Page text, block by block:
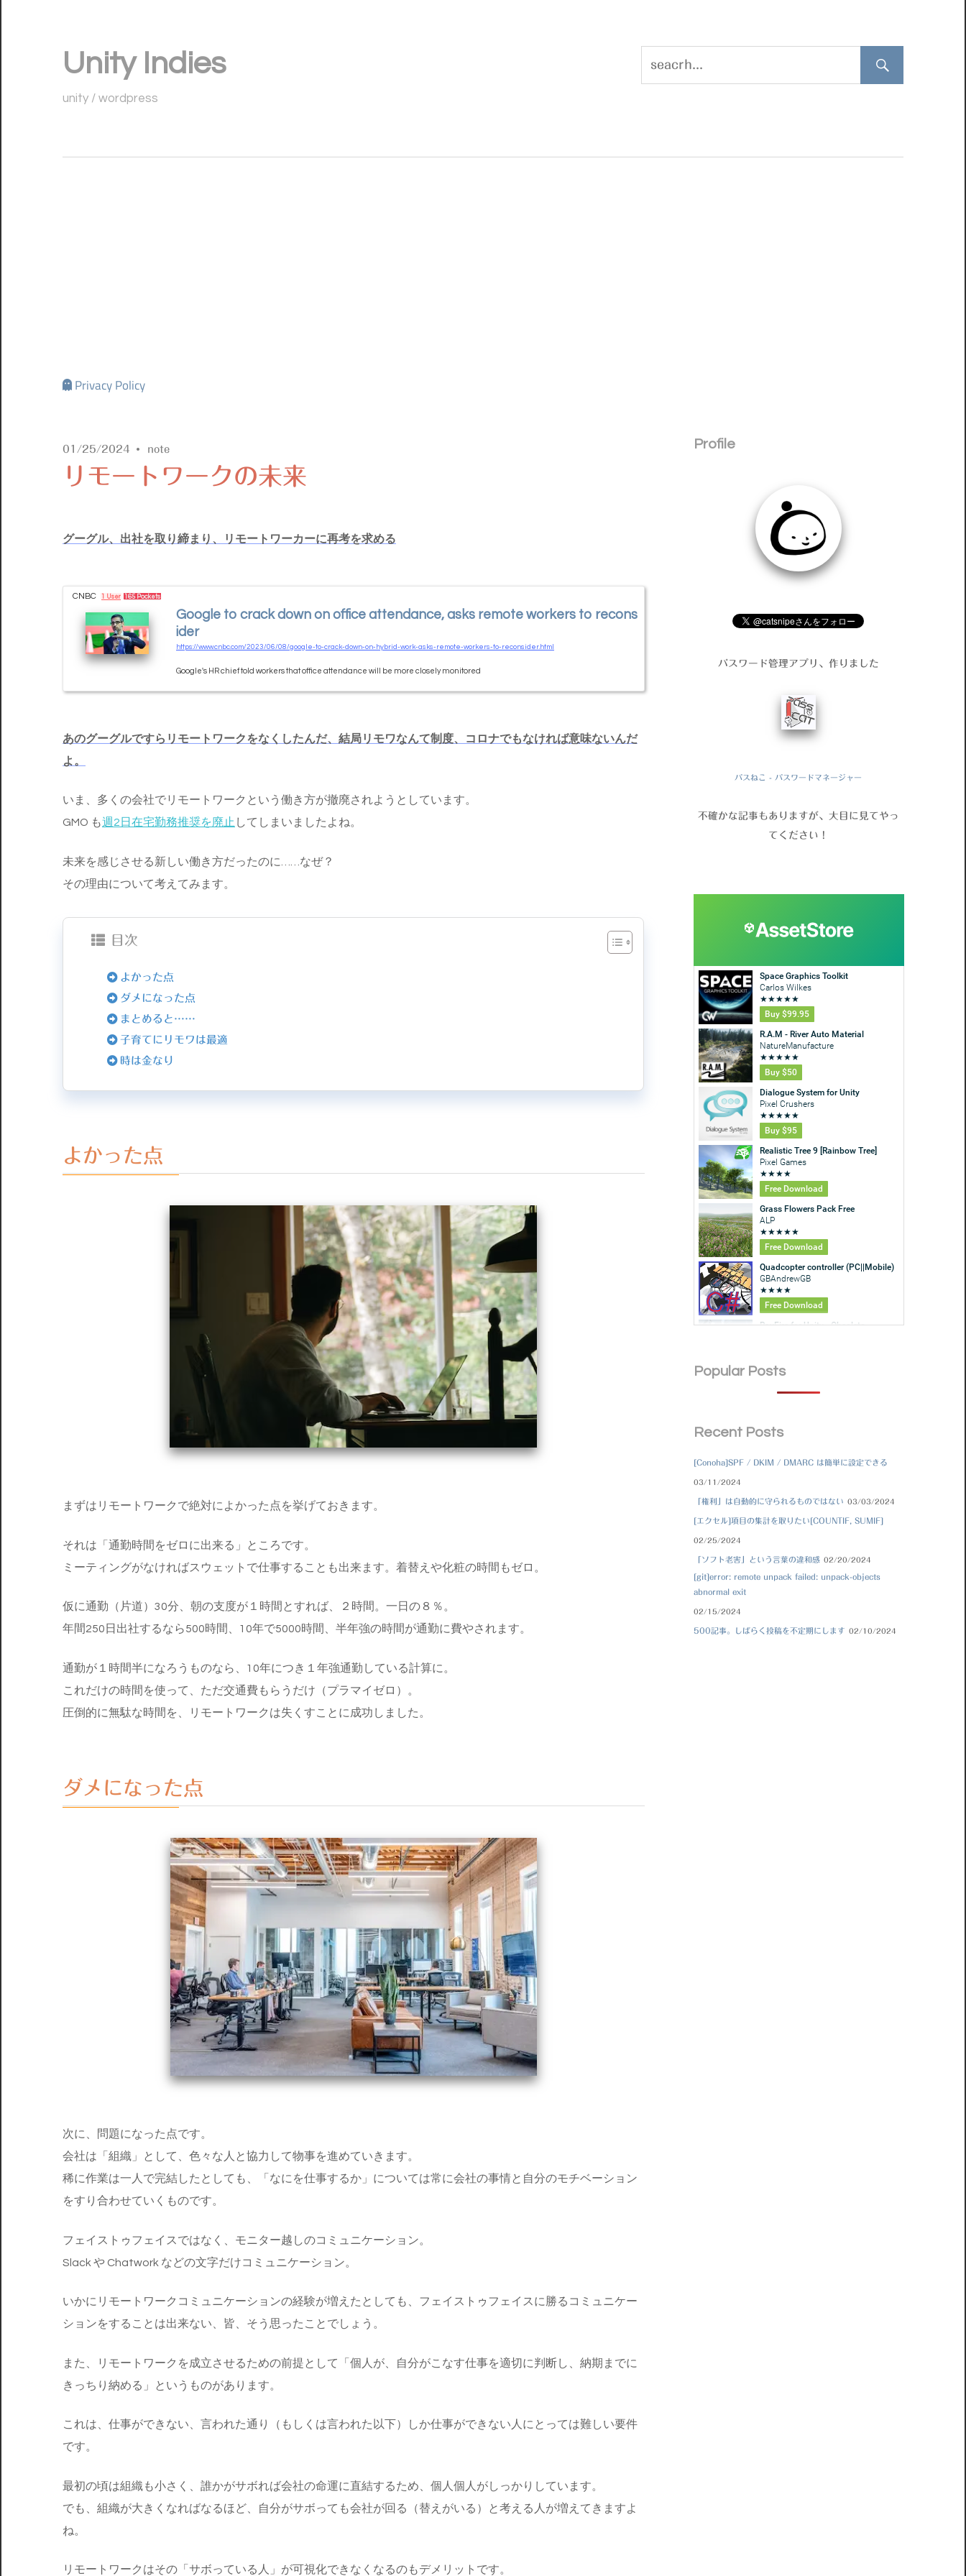
ス
Unity Indies
unity / wordpress
Privacy Policy
01/25/2024 note
リモートワークの未来
グーグル、出社を取り締まり、リモートワーカーに再考を求める
CNBC 1 User 165 Pockets
Google to crack down on office attendance, asks remote workers to recons
ider
https://www.cnbc.com/2023/06/08/google-to-crack-down-on-hybrid-work-asks-remote-workers-to-reconsider.html
Google's HR chief told workers that office attendance will be more closely monitored
あのグーグルですらリモートワークをなくしたんだ、結局リモワなんて制度、コロナでもなければ意味ないんだ
よ。
いま、多くの会社でリモートワークという働き方が撤廃されようとしています。
GMO も週2日在宅勤務推奨を廃止 してしまいましたよね。
未来を感じさせる新しい働き方だったのに……なぜ？
その理由について考えてみます。
目次
よかった点
ダメになった点
まとめると……
子育てにリモワは最適
時は金なり
よかった点
まずはリモートワークで絶対によかった点を挙げておきます。
それは「通勤時間をゼロに出来る」ところです。
ミーティングがなければスウェットで仕事することも出来ます。着替えや化粧の時間もゼロ。
仮に通勤（片道）30分、朝の支度が１時間とすれば、２時間。一日の８％。
年間250日出社するなら500時間、10年で5000時間、半年強の時間が通勤に費やされます。
通勤が１時間半になろうものなら、10年につき１年強通勤している計算に。
これだけの時間を使って、ただ交通費もらうだけ（プラマイゼロ）。
圧倒的に無駄な時間を、リモートワークは失くすことに成功しました。
ダメになった点
次に、問題になった点です。
会社は「組織」として、色々な人と協力して物事を進めていきます。
稀に作業は一人で完結したとしても、「なにを仕事するか」については常に会社の事情と自分のモチベーション
をすり合わせていくものです。
フェイストゥフェイスではなく、モニター越しのコミュニケーション。
Slack や Chatwork などの文字だけコミュニケーション。
いかにリモートワークコミュニケーションの経験が増えたとしても、フェイストゥフェイスに勝るコミュニケー
ションをすることは出来ない、皆、そう思ったことでしょう。
また、リモートワークを成立させるための前提として「個人が、自分がこなす仕事を適切に判断し、納期までに
きっちり納める」というものがあります。
これは、仕事ができない、言われた通り（もしくは言われた以下）しか仕事ができない人にとっては難しい要件
です。
最初の頃は組織も小さく、誰かがサボれば会社の命運に直結するため、個人個人がしっかりしています。
でも、組織が大きくなればなるほど、自分がサボっても会社が回る（替えがいる）と考える人が増えてきますよ
ね。
リモートワークはその「サボっている人」が可視化できなくなるのもデメリットです。
Profile
パスワード管理アプリ、作りました
パスねこ - パスワードマネージャー
不確かな記事もありますが、大目に見てやっ
てください！
Popular Posts
Recent Posts
[Conoha]SPF / DKIM / DMARC は簡単に設定できる
03/11/2024
「権利」は自動的に守られるものではない 03/03/2024
[エクセル]項目の集計を取りたい[COUNTIF, SUMIF]
02/25/2024
「ソフト老害」という言葉の違和感 02/20/2024
[git]error: remote unpack failed: unpack-objects
abnormal exit
02/15/2024
500記事。しばらく投稿を不定期にします 02/10/2024